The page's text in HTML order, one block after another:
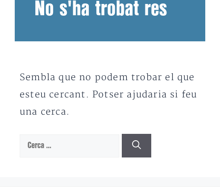
No s'ha trobat res
Sembla que no podem trobar el que
esteu cercant. Potser ajudaria si feu
una cerca.
Cerca: